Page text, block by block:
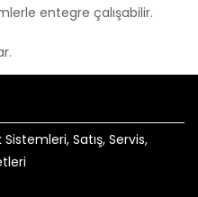
entegre çalışabilir.
Satış, Servis,